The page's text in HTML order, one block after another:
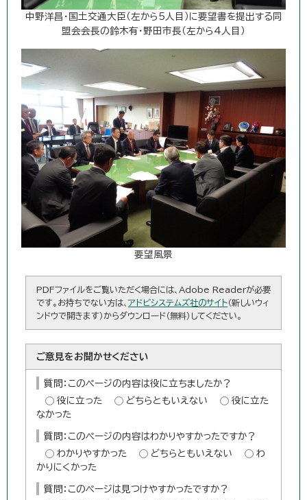
中野洋昌・国土交通大臣（左から5人目）に要望書を提出する同
盟会会長の鈴木有・野田市長（左から4人目）
要望風景
PDFファイルをご覧いただく場合には、Adobe Readerが必要
です。お持ちでない方は、 アドビシステムズ社のサイト（新しいウィ
ンドウで開きます）からダウンロード（無料）してください。
ご意見をお聞かせください
質問：このページの内容は役に立ちましたか？
役に立った
どちらともいえない
役に立た
なかった
質問：このページの内容はわかりやすかったですか？
わかりやすかった
どちらともいえない
わ
かりにくかった
質問：このページは見つけやすかったですか？